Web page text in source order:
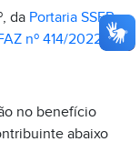
da Portaria SSER
nº 414/2022
no benefício
abaixo